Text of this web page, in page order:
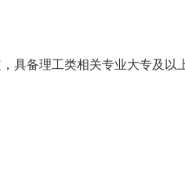
备理工类相关专业大专及以